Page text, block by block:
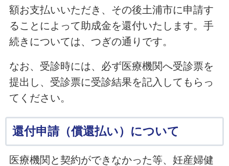
額お支払いいただき、その後土浦市に申請す
ることによって助成金を還付いたします。手
続きについては、つぎの通りです。
なお、受診時には、必ず医療機関へ受診票を
提出し、受診票に受診結果を記入してもらっ
てください。
還付申請（償還払い）について
医療機関と契約ができなかった等、妊産婦健